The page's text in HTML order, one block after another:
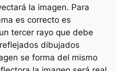
la imagen. Para
es correcto es
tercer rayo que debe
dibujados
se forma del mismo